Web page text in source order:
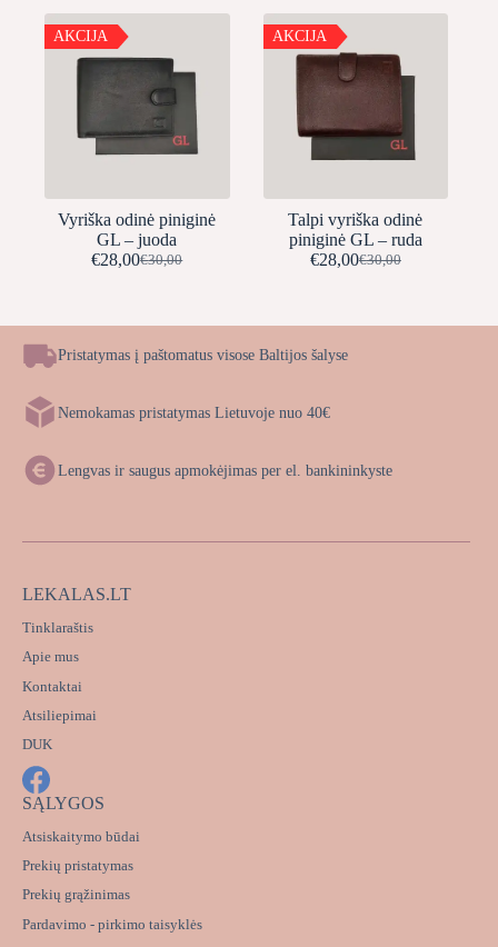
AKCIJA
Vyriška odinė piniginė
GL – juoda
€30,00
Original
€30,00.
€28,00Current
€28,00.
AKCIJA
Talpi vyriška odinė
piniginė GL – ruda
€30,00
Original
€30,00.
€28,00Current
€28,00.
Pristatymas į paštomatus visose Baltijos šalyse
Nemokamas pristatymas Lietuvoje nuo 40€
Lengvas ir saugus apmokėjimas per el. bankininkyste
LEKALAS.LT
Tinklaraštis
Apie mus
Kontaktai
Atsiliepimai
DUK
SĄLYGOS
Atsiskaitymo būdai
Prekių pristatymas
Prekių grąžinimas
Pardavimo - pirkimo taisyklės